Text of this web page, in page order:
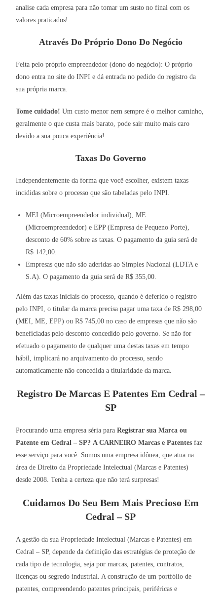
analise cada empresa para não tomar um susto no final com os
valores praticados!
Através Do Próprio Dono Do Negócio
Feita pelo próprio empreendedor (dono do negócio): O próprio
dono entra no site do INPI e dá entrada no pedido do registro da
sua própria marca.
Tome cuidado! Um custo menor nem sempre é o melhor caminho,
geralmente o que custa mais barato, pode sair muito mais caro
devido a sua pouca experiência!
Taxas Do Governo
Independentemente da forma que você escolher, existem taxas
incididas sobre o processo que são tabeladas pelo INPI.
MEI (Microempreendedor individual), ME
(Microempreendedor) e EPP (Empresa de Pequeno Porte),
desconto de 60% sobre as taxas. O pagamento da guia será de
R$ 142,00.
Empresas que não são aderidas ao Simples Nacional (LDTA e
S.A). O pagamento da guia será de R$ 355,00.
Além das taxas iniciais do processo, quando é deferido o registro
pelo INPI, o titular da marca precisa pagar uma taxa de R$ 298,00
(MEI, ME, EPP) ou R$ 745,00 no caso de empresas que não são
beneficiadas pelo desconto concedido pelo governo. Se não for
efetuado o pagamento de qualquer uma destas taxas em tempo
hábil, implicará no arquivamento do processo, sendo
automaticamente não concedida a titularidade da marca.
Registro De Marcas E Patentes Em Cedral –
SP
Procurando uma empresa séria paraRegistrar sua Marca ou
Patente em Cedral – SP? A CARNEIRO Marcas e Patentes faz
esse serviço para você. Somos uma empresa idônea, que atua na
área de Direito da Propriedade Intelectual (Marcas e Patentes)
desde 2008. Tenha a certeza que não terá surpresas!
Cuidamos Do Seu Bem Mais Precioso Em
Cedral – SP
A gestão da sua Propriedade Intelectual (Marcas e Patentes) em
Cedral – SP, depende da definição das estratégias de proteção de
cada tipo de tecnologia, seja por marcas, patentes, contratos,
licenças ou segredo industrial. A construção de um portfólio de
patentes, compreendendo patentes principais, periféricas e